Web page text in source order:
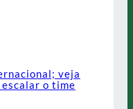
veja
escalar o time